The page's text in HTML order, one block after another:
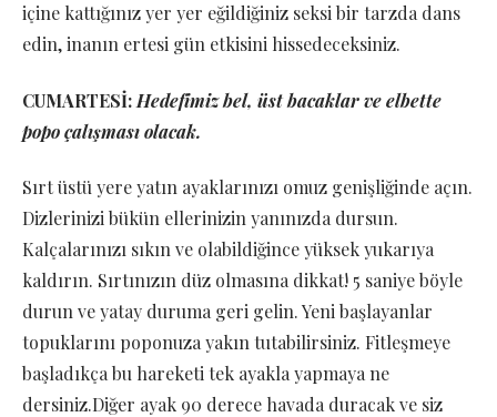
içine kattığınız yer yer eğildiğiniz seksi bir tarzda dans
edin, inanın ertesi gün etkisini hissedeceksiniz.
CUMARTESİ: Hedefimiz bel, üst bacaklar ve elbette
popo çalışması olacak.
Sırt üstü yere yatın ayaklarınızı omuz genişliğinde açın.
Dizlerinizi bükün ellerinizin yanınızda dursun.
Kalçalarınızı sıkın ve olabildiğince yüksek yukarıya
kaldırın. Sırtınızın düz olmasına dikkat! 5 saniye böyle
durun ve yatay duruma geri gelin. Yeni başlayanlar
topuklarını poponuza yakın tutabilirsiniz. Fitleşmeye
başladıkça bu hareketi tek ayakla yapmaya ne
dersiniz.Diğer ayak 90 derece havada duracak ve siz